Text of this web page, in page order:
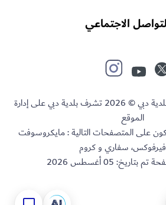
الاجتماعي
جميع الحقوق محفوظة لبلدية دبي © 2026 تشرف بلدية دبي على إدارة
الموقع
على المتصفحات التالية : مايكروسوفت
فيرفوكس، سفاري و كروم
تم بتاريخ:05 أغسطس 2026